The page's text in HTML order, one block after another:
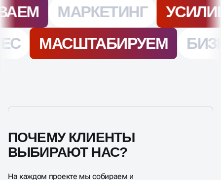
ПОЧЕМУ КЛИЕНТЫ
ВЫБИРАЮТ НАС?